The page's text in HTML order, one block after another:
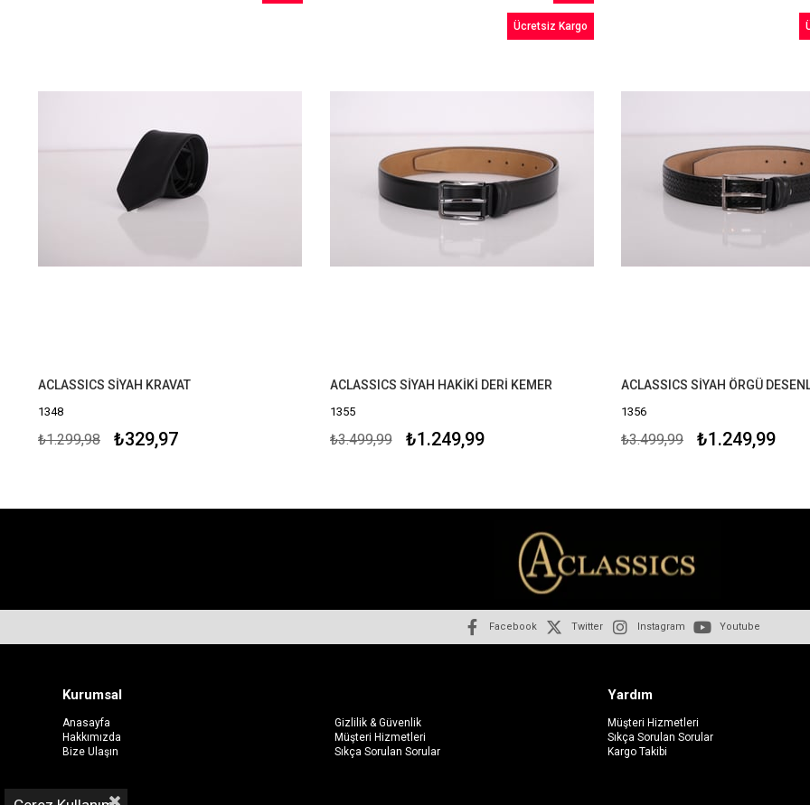
ACLASSICS SİYAH KRAVAT
1348
₺329,97
₺1.299,98
ACLASSICS SİYAH HAKİKİ DERİ KEMER
1355
₺1.249,99
₺3.499,99
İndirim
%64İndirim
Ücretsiz Kargo
1356
₺1.249,99
₺3.499,99
Facebook Twitter Instagram Youtube
Kurumsal
Anasayfa
Hakkımızda
Bize Ulaşın
Gizlilik & Güvenlik
Müşteri Hizmetleri
Sıkça Sorulan Sorular
Yardım
Müşteri Hizmetleri
Sıkça Sorulan Sorular
Kargo Takibi